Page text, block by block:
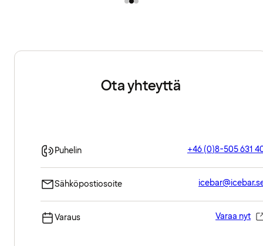
Ota yhteyttä
Puhelin +46 (0)8-505 631
Sähköpostiosoite
Varaus Varaa nyt